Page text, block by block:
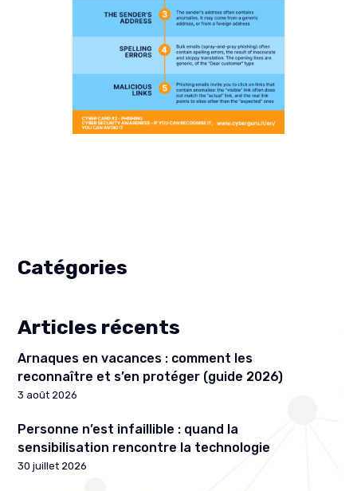
Catégories
Articles récents
Arnaques en vacances : comment les
reconnaître et s’en protéger (guide 2026)
3 août 2026
Personne n’est infaillible : quand la
sensibilisation rencontre la technologie
30 juillet 2026